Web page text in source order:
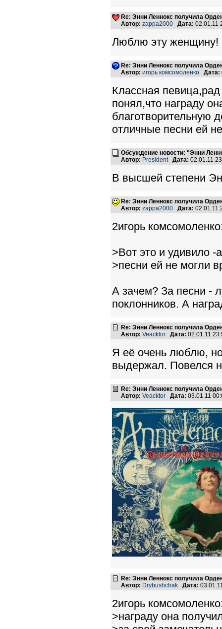
Re: Энни Леннокс получила
Автор: zappa2000 Дата:
Люблю эту женщину!
Re: Энни Леннокс получила
Автор: игорь комсомоленко Дата:
Классная
понял,что награду
благотворительную
отличные песни ей
Обсуждение новости: "Энни
Автор: President Дата: 02.01.11
В высшей степени
Re: Энни Леннокс получила
Автор: zappa2000 Дата:
2игорь
>Вот это и удивило -
>песни ей не могли
А зачем? За песни -
поклонников. А
Re: Энни Леннокс получила
Автор: Veacktor Дата: 02.01.11
Я её очень люблю,
выдержал. Повелся
Re: Энни Леннокс получила
Автор: Veacktor Дата: 03.01.11
Re: Энни Леннокс получила
Автор: Drybushchak Дата:
2игорь
>награду она